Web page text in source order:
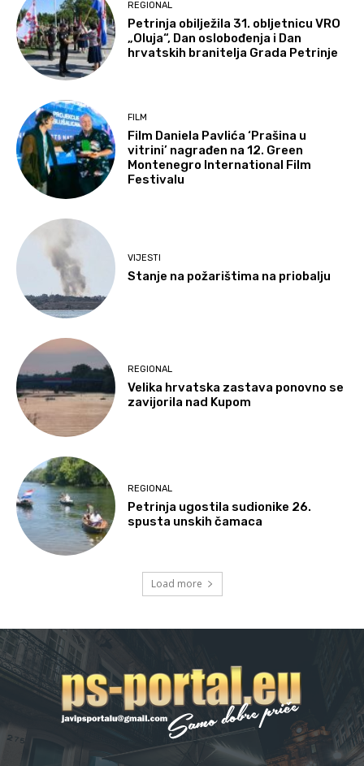
REGIONAL
Petrinja obilježila 31. obljetnicu VRO
„Oluja“, Dan oslobođenja i Dan
hrvatskih branitelja Grada Petrinje
FILM
Film Daniela Pavlića ‘Prašina u
vitrini’ nagrađen na 12. Green
Montenegro International Film
Festivalu
VIJESTI
Stanje na požarištima na priobalju
REGIONAL
Velika hrvatska zastava ponovno se
zavijorila nad Kupom
REGIONAL
Petrinja ugostila sudionike 26.
spusta unskih čamaca
Load more